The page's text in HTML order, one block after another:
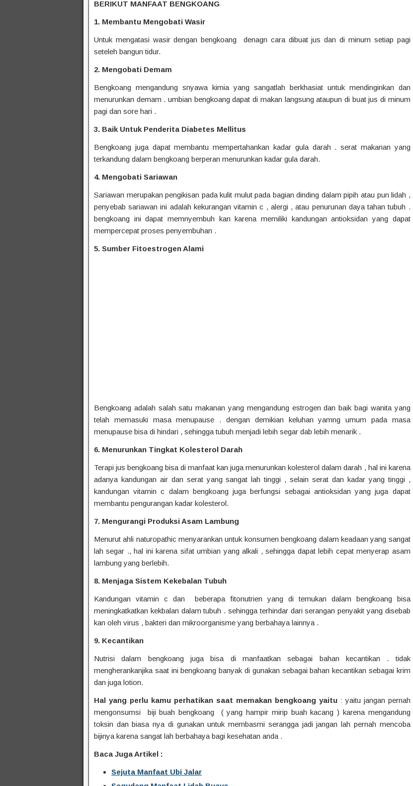
BERIKUT MANFAAT BENGKOANG
1. Membantu Mengobati Wasir
Untuk mengatasi wasir dengan bengkoang denagn cara dibuat jus dan di minum setiap pagi
seteleh bangun tidur.
2. Mengobati Demam
Bengkoang mengandung snyawa kimia yang sangatlah berkhasiat untuk mendinginkan dan
menurunkan demam . umbian bengkoang dapat di makan langsung ataupun di buat jus di minum
pagi dan sore hari .
3. Baik Untuk Penderita Diabetes Mellitus
Bengkoang juga dapat membantu mempertahankan kadar gula darah . serat makanan yang
terkandung dalam bengkoang berperan menurunkan kadar gula darah.
4. Mengobati Sariawan
Sariawan merupakan pengikisan pada kulit mulut pada bagian dinding dalam pipih atau pun lidah ,
penyebab sariawan ini adalah kekurangan vitamin c , alergi , atau penurunan daya tahan tubuh .
bengkoang ini dapat memnyembuh kan karena memiliki kandungan antioksidan yang dapat
mempercepat proses penyembuhan .
5. Sumber Fitoestrogen Alami
Bengkoang adalah salah satu makanan yang mengandung estrogen dan baik bagi wanita yang
telah memasuki masa menupause . dengan demikian keluhan yamng umum pada masa
menupause bisa di hindari , sehingga tubuh menjadi lebih segar dab lebih menarik .
6. Menurunkan Tingkat Kolesterol Darah
Terapi jus bengkoang bisa di manfaat kan juga menurunkan kolesterol dalam darah , hal ini karena
adanya kandungan air dan serat yang sangat lah tinggi , selain serat dan kadar yang tinggi ,
kandungan vitamin c dalam bengkoang juga berfungsi sebagai antioksidan yang juga dapat
membantu pengurangan kadar kolesterol.
7. Mengurangi Produksi Asam Lambung
Menurut ahli naturopathic menyarankan untuk konsumen bengkoang dalam keadaan yang sangat
lah segar ., hal ini karena sifat umbian yang alkali , sehingga dapat lebih cepat menyerap asam
lambung yang berlebih.
8. Menjaga Sistem Kekebalan Tubuh
Kandungan vitamin c dan beberapa fitonutrien yang di temukan dalam bengkoang bisa
meningkatkatkan kekbalan dalam tubuh . sehingga terhindar dari serangan penyakit yang disebab
kan oleh virus , bakteri dan mikroorganisme yang berbahaya lainnya .
9. Kecantikan
Nutrisi dalam bengkoang juga bisa di manfaatkan sebagai bahan kecantikan . tidak
mengherankanjika saat ini bengkoang banyak di gunakan sebagai bahan kecantikan sebagai krim
dan juga lotion.
Hal yang perlu kamu perhatikan saat memakan bengkoang yaitu: yaitu jangan pernah
mengonsumsi biji buah bengkoang ( yang hampir mirip buah kacang ) karena mengandung
toksin dan biasa nya di gunakan untuk membasmi serangga jadi jangan lah pernah mencoba
bijinya karena sangat lah berbahaya bagi kesehatan anda .
Baca Juga Artikel :
Sejuta Manfaat Ubi Jalar